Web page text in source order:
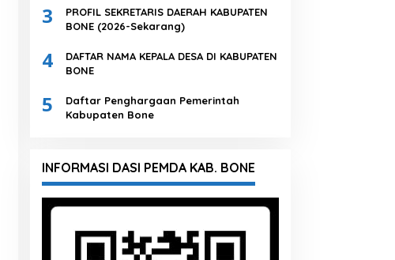
3
PROFIL SEKRETARIS DAERAH KABUPATEN
BONE (2026-Sekarang)
4
DAFTAR NAMA KEPALA DESA DI KABUPATEN
BONE
5
Daftar Penghargaan Pemerintah
Kabupaten Bone
INFORMASI DASI PEMDA KAB. BONE